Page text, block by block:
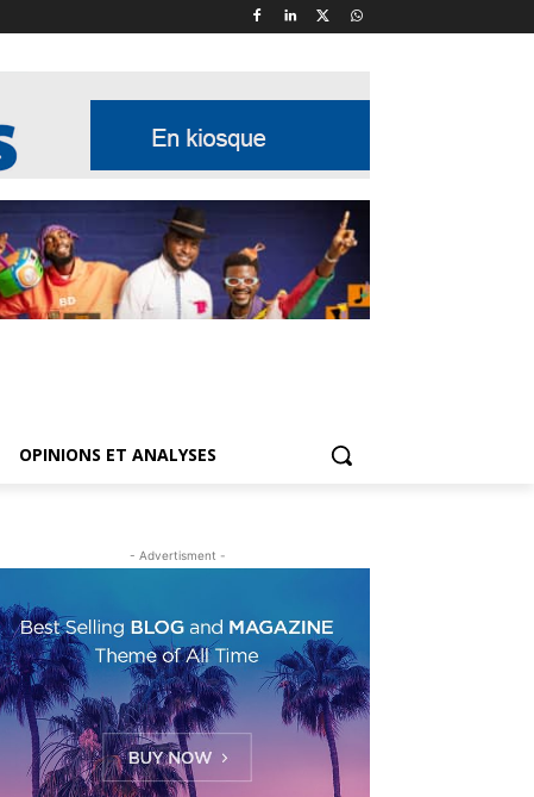
OPINIONS ET ANALYSES
- Advertisment -